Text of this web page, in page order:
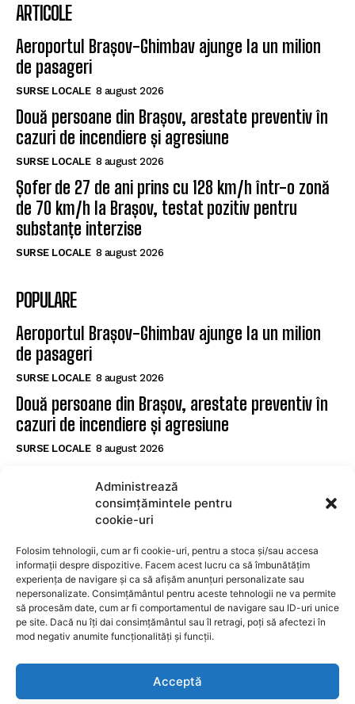
Administrează
consimțămintele pentru
cookie-uri
Folosim tehnologii, cum ar fi cookie-uri, pentru a stoca și/sau accesa
informații despre dispozitive. Facem acest lucru ca să îmbunătățim
experiența de navigare și ca să afișăm anunțuri personalizate sau
nepersonalizate. Consimțământul pentru aceste tehnologii ne va permite
să procesăm date, cum ar fi comportamentul de navigare sau ID-uri unice
pe site. Dacă nu îți dai consimțământul sau îl retragi, poți să afectezi în
mod negativ anumite funcționalități și funcții.
Acceptă
ARTICOLE
Aeroportul Brașov-Ghimbav ajunge la un milion
de pasageri
SURSE LOCALE 8 august 2026
Două persoane din Brașov, arestate preventiv în
cazuri de incendiere și agresiune
SURSE LOCALE 8 august 2026
Șofer de 27 de ani prins cu 128 km/h într-o zonă
de 70 km/h la Brașov, testat pozitiv pentru
substanțe interzise
SURSE LOCALE 8 august 2026
POPULARE
Aeroportul Brașov-Ghimbav ajunge la un milion
de pasageri
SURSE LOCALE 8 august 2026
Două persoane din Brașov, arestate preventiv în
cazuri de incendiere și agresiune
SURSE LOCALE 8 august 2026
de 70 km/h la Brașov, testat pozitiv pentru
substanțe interzise
SUBSCRIBE
I WANT IN